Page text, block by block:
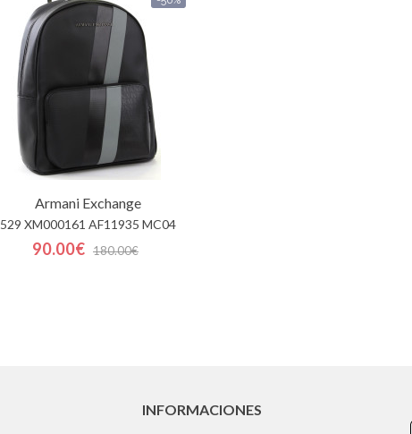
Armani Exchange
529 XM000161 AF11935 MC04
90.00€ 180.00€
INFORMACIONES